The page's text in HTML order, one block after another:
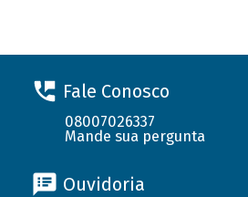
Fale Conosco
08007026337
Mande sua pergunta
Ouvidoria